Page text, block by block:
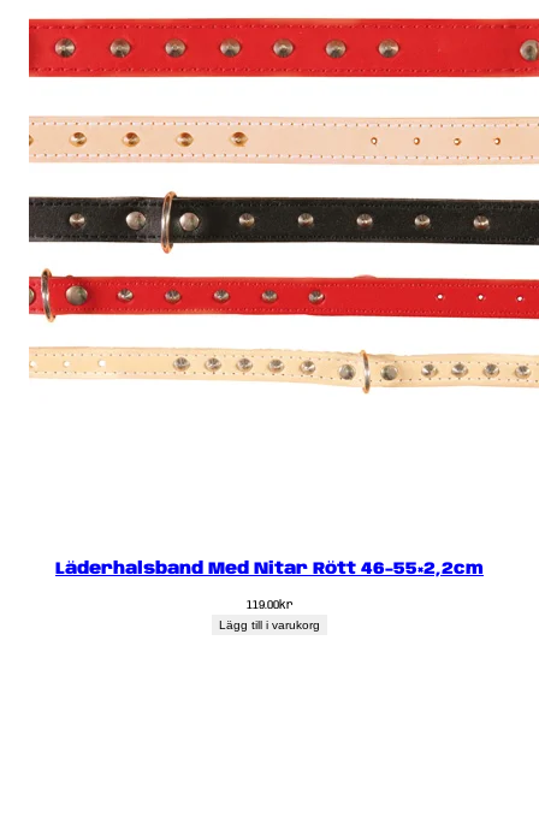
Läderhalsband Med Nitar Rött 46-55×2,2cm
119.00kr
Lägg till i varukorg